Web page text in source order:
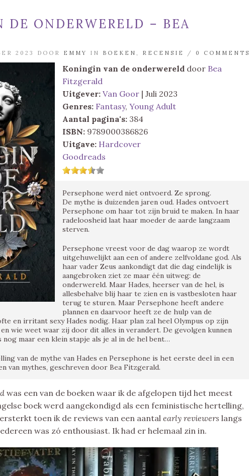
DE ONDERWERELD – BEA
2023 DOOR EMMY IN BOEKEN , RECENSIE / 0 COMMENTS
Koningin van de onderwereld door Bea
Fitzgerald
Uitgever: Van Goor | Juli 2023
Genres: Fantasy, Young Adult
Aantal pagina's: 384
ISBN: 9789000386826
Uitgave: Hardcover
Goodreads
Persephone werd niet ontvoerd. Ze sprong.
De mythe is duizenden jaren oud. Hades ontvoert
Persephone om haar tot zijn bruid te maken. In haar
radeloosheid laat haar moeder de aarde langzaam
sterven.
Persephone vreest voor de dag waarop ze wordt
uitgehuwelijkt aan een of andere zelfvoldane god. Als
haar vader Zeus aankondigt dat die dag eindelijk is
aangebroken ziet ze maar één uitweg: de
onderwereld. Maar Hades, heerser van de hel, is
allesbehalve blij haar te zien en is vastbesloten haar
terug te sturen. Maar Persephone heeft andere
plannen en daarvoor heeft ze de hulp van de
en irritant sexy Hades nodig. Haar plan zal heel Olympus op zijn
wie weet waar zij door dit alles in verandert. De gevolgen kunnen
maar een klein stapje als je al in de hel bent…
van de mythe van Hades en Persephone is het eerste deel in een
van mythes, geschreven door Bea Fitzgerald.
was een van de boeken waar ik de afgelopen tijd het meest
boek werd aangekondigd als een feministische hertelling,
toen ik de reviews van een aantal early reviewers langs
was zó enthousiast. Ik had er helemaal zin in.